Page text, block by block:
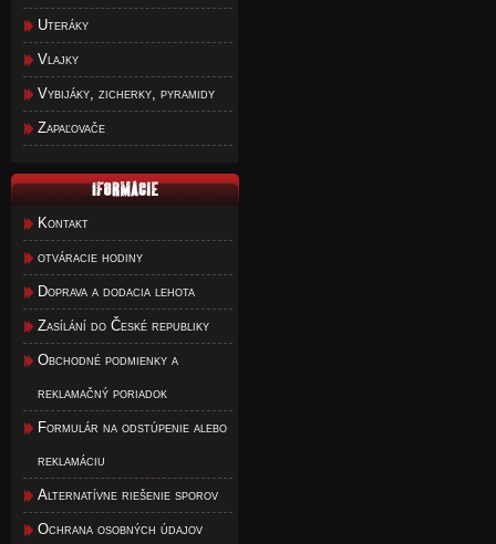
Uteráky
Vlajky
Vybijáky, zicherky, pyramidy
Zapaľovače
Kontakt
otváracie hodiny
Doprava a dodacia lehota
Zasílání do České republiky
Obchodné podmienky a
reklamačný poriadok
Formulár na odstúpenie alebo
reklamáciu
Alternatívne riešenie sporov
Ochrana osobných údajov